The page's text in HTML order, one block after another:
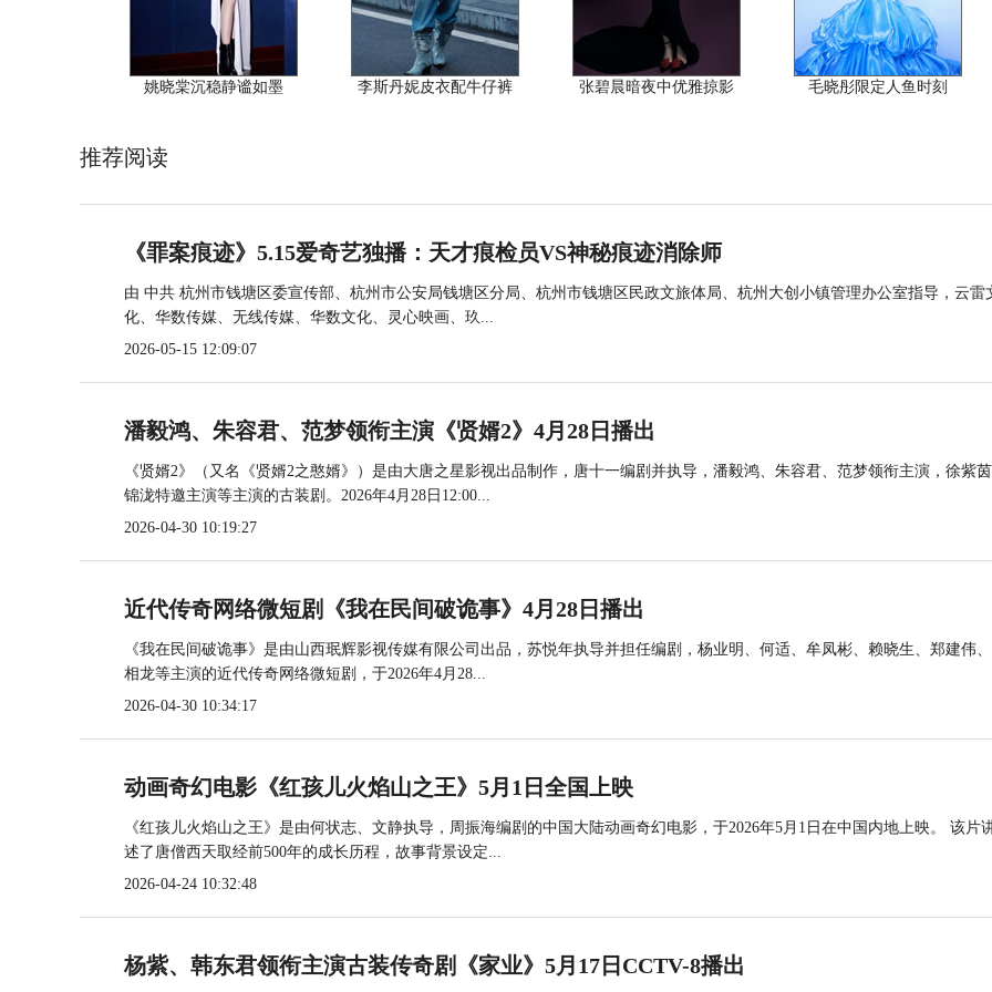
姚晓棠沉稳静谧如墨 李斯丹妮皮衣配牛仔裤 张碧晨暗夜中优雅掠影 毛晓彤限定人鱼时刻
推荐阅读
《罪案痕迹》5.15爱奇艺独播：天才痕检员VS神秘痕迹消除师
由 中共 杭州市钱塘区委宣传部、杭州市公安局钱塘区分局、杭州市钱塘区民政文旅体局、杭州大创小镇管理办公室指导，云雷
化、华数传媒、无线传媒、华数文化、灵心映画、玖...
2026-05-15 12:09:07
潘毅鸿、朱容君、范梦领衔主演《贤婿2》4月28日播出
《贤婿2》（又名《贤婿2之憨婿》）是由大唐之星影视出品制作，唐十一编剧并执导，潘毅鸿、朱容君、范梦领衔主演，徐紫
锦泷特邀主演等主演的古装剧。2026年4月28日12:00...
2026-04-30 10:19:27
近代传奇网络微短剧《我在民间破诡事》4月28日播出
《我在民间破诡事》是由山西珉辉影视传媒有限公司出品，苏悦年执导并担任编剧，杨业明、何适、牟凤彬、赖晓生、郑建伟
相龙等主演的近代传奇网络微短剧，于2026年4月28...
2026-04-30 10:34:17
动画奇幻电影《红孩儿火焰山之王》5月1日全国上映
《红孩儿火焰山之王》是由何状志、文静执导，周振海编剧的中国大陆动画奇幻电影，于2026年5月1日在中国内地上映。 该片
述了唐僧西天取经前500年的成长历程，故事背景设定...
2026-04-24 10:32:48
杨紫、韩东君领衔主演古装传奇剧《家业》5月17日CCTV-8播出